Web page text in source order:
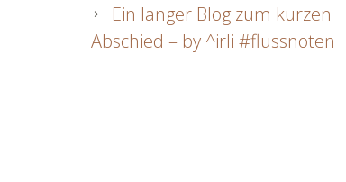
Ein langer Blog zum kurzen
Abschied – by ^irli #flussnoten